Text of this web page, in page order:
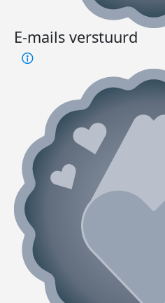
E-mails verstuurd